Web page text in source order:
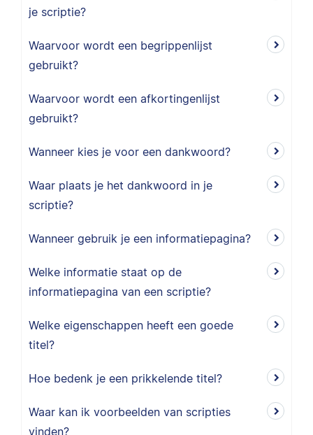
je scriptie?
Waarvoor wordt een begrippenlijst
gebruikt?
Waarvoor wordt een afkortingenlijst
gebruikt?
Wanneer kies je voor een dankwoord?
Waar plaats je het dankwoord in je
scriptie?
Wanneer gebruik je een informatiepagina?
Welke informatie staat op de
informatiepagina van een scriptie?
Welke eigenschappen heeft een goede
titel?
Hoe bedenk je een prikkelende titel?
Waar kan ik voorbeelden van scripties
vinden?